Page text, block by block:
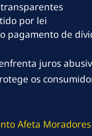
por lei
pagamento de
juros
os
Afeta